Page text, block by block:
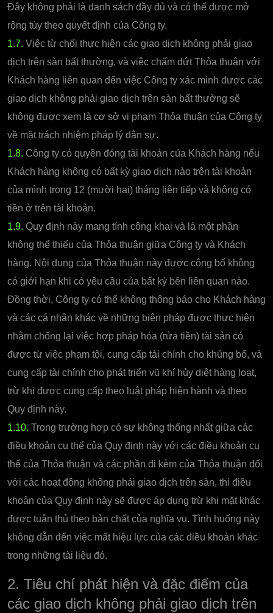
Đây không phải là danh sách đầy đủ và có thể được mở
rộng tùy theo quyết định của Công ty.
1.7. Việc từ chối thực hiện các giao dịch không phải giao
dịch trên sàn bất thường, và việc chấm dứt Thỏa thuận với
Khách hàng liên quan đến việc Công ty xác minh được các
giao dịch không phải giao dịch trên sàn bất thường sẽ
không được xem là cơ sở vi phạm Thỏa thuận của Công ty
về mặt trách nhiệm pháp lý dân sự.
1.8. Công ty có quyền đóng tài khoản của Khách hàng nếu
Khách hàng không có bất kỳ giao dịch nào trên tài khoản
của mình trong 12 (mười hai) tháng liên tiếp và không có
tiền ở trên tài khoản.
1.9. Quy định này mang tính công khai và là một phần
không thể thiếu của Thỏa thuận giữa Công ty và Khách
hàng. Nội dung của Thỏa thuận này được công bố không
có giới hạn khi có yêu cầu của bất kỳ bên liên quan nào.
Đồng thời, Công ty có thể không thông báo cho Khách hàng
và các cá nhân khác về những biện pháp được thực hiện
nhằm chống lại việc hợp pháp hóa (rửa tiền) tài sản có
được từ việc phạm tội, cung cấp tài chính cho khủng bố, và
cung cấp tài chính cho phát triển vũ khí hủy diệt hàng loạt,
trừ khi được cung cấp theo luật pháp hiện hành và theo
Quy định này.
1.10. Trong trường hợp có sự không thống nhất giữa các
điều khoản cụ thể của Quy định này với các điều khoản cụ
thể của Thỏa thuận và các phần đi kèm của Thỏa thuận đối
với các hoạt động không phải giao dịch trên sàn, thì điều
khoản của Quy định này sẽ được áp dụng trừ khi mặt khác
được tuân thủ theo bản chất của nghĩa vụ. Tình huống này
không dẫn đến việc mất hiệu lực của các điều khoản khác
trong những tài liệu đó.
2. Tiêu chí phát hiện và đặc điểm của
các giao dịch không phải giao dịch trên